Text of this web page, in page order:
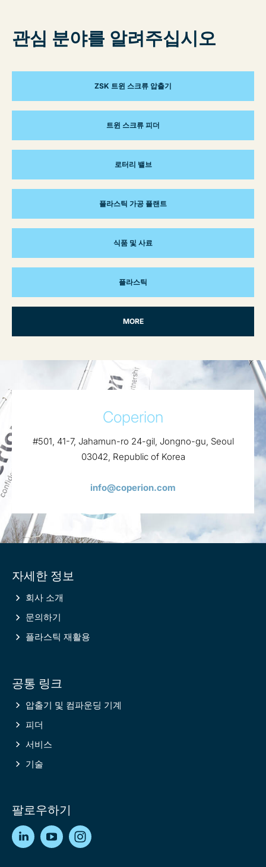
관심 분야를 알려주십시오
ZSK 트윈 스크류 압출기
트윈 스크류 피더
로터리 밸브
플라스틱 가공 플랜트
식품 및 사료
플라스틱
MORE
Coperion
#501, 41-7, Jahamun-ro 24-gil, Jongno-gu, Seoul
03042, Republic of Korea
info@coperion.com
information
자세한 정보
회사 소개
문의하기
플라스틱 재활용
공통 링크
압출기 및 컴파운딩 기계
피더
서비스
기술
팔로우하기
LinkedInYouTube